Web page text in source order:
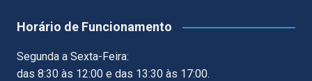
Horário de Funcionamento
Segunda a Sexta-Feira:
das 8:30 às 12:00 e das 13:30 às 17:00.